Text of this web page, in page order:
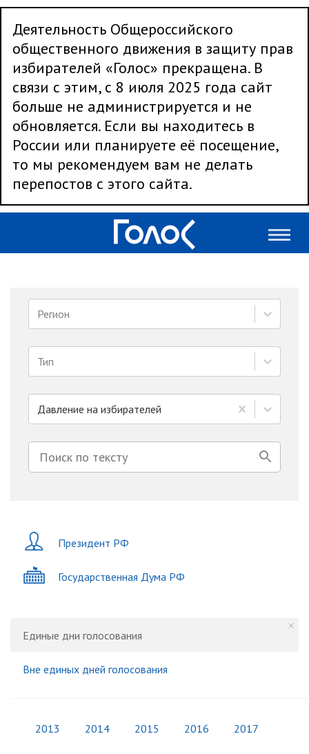
Деятельность Общероссийского
общественного движения в защиту прав
избирателей «Голос» прекращена. В
связи с этим, с 8 июля 2025 года сайт
больше не администрируется и не
обновляется. Если вы находитесь в
России или планируете её посещение,
то мы рекомендуем вам не делать
перепостов с этого сайта.
Регион
Тип
Давление на избирателей
Президент РФ
Государственная Дума РФ
Единые дни голосования
Вне единых дней голосования
2013 2014 2015 2016 2017